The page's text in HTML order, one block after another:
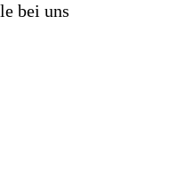
bei uns